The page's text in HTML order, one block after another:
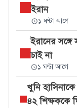
ইরান
১ ঘণ্টা আগে
ইরানের
চাই না
১ ঘণ্টা আগে
খুনি
৪২ শিক্ষককে